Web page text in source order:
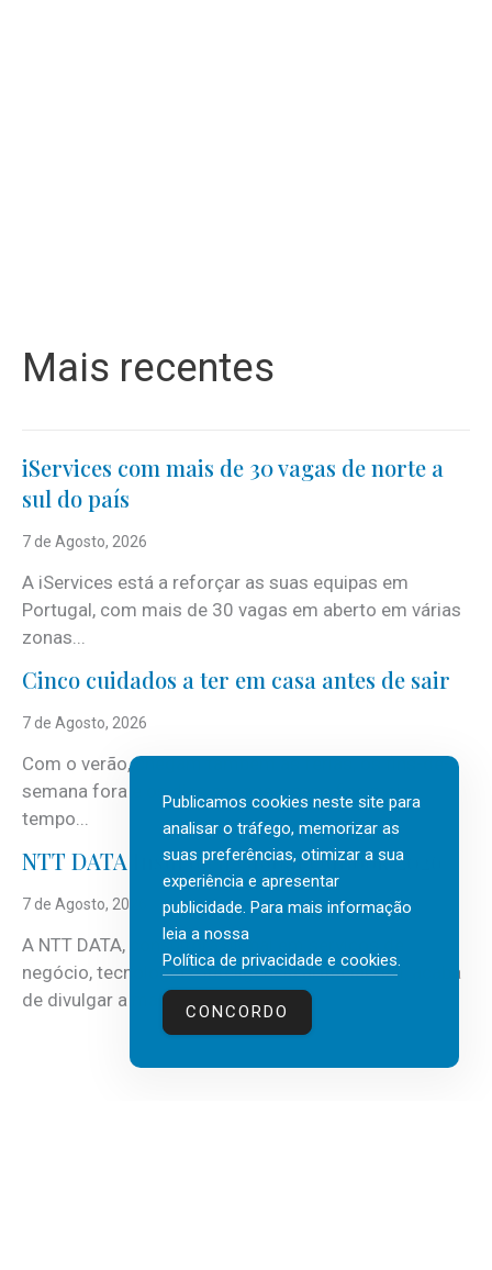
Mais recentes
iServices com mais de 30 vagas de norte a
sul do país
7 de Agosto, 2026
A iServices está a reforçar as suas equipas em
Portugal, com mais de 30 vagas em aberto em várias
zonas...
Cinco cuidados a ter em casa antes de sair
7 de Agosto, 2026
Com o verão, chegam também as férias, os fins-de-
semana fora e os dias em que a casa fica mais
tempo...
NTT DATA Insurtech Global Outlook 2026
7 de Agosto, 2026
A NTT DATA, consultora global em serviços de
negócio, tecnologia e inteligência artificial (IA), acaba
de divulgar a mais recente...
Publicamos cookies neste site para
analisar o tráfego, memorizar as
suas preferências, otimizar a sua
experiência e apresentar
publicidade. Para mais informação
leia a nossa
Política de privacidade e cookies.
CONCORDO